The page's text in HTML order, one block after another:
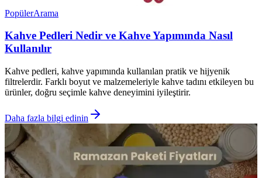
PopülerArama
Kahve Pedleri Nedir ve Kahve Yapımında Nasıl
Kullanılır
Kahve pedleri, kahve yapımında kullanılan pratik ve hijyenik
filtrelerdir. Farklı boyut ve malzemeleriyle kahve tadını etkileyen bu
ürünler, doğru seçimle kahve deneyimini iyileştirir.
Daha fazla bilgi edinin